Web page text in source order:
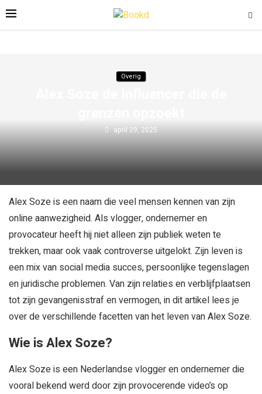
Overig
april 29, 2025
Alex Soze is een naam die veel mensen kennen van zijn
online aanwezigheid. Als vlogger, ondernemer en
provocateur heeft hij niet alleen zijn publiek weten te
trekken, maar ook vaak controverse uitgelokt. Zijn leven is
een mix van social media succes, persoonlijke tegenslagen
en juridische problemen. Van zijn relaties en verblijfplaatsen
tot zijn gevangenisstraf en vermogen, in dit artikel lees je
over de verschillende facetten van het leven van Alex Soze.
Wie is Alex Soze?
Alex Soze is een Nederlandse vlogger en ondernemer die
vooral bekend werd door zijn provocerende video’s op